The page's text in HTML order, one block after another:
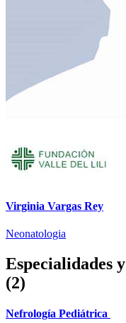
Virginia Vargas Rey
Neonatologia
Especialidades
(2)
Nefrología Pediátrica